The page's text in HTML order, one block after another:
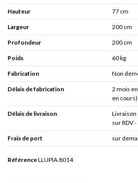
Hauteur 77 cm
Largeur 200 cm
Profondeur 200 cm
Poids 60 kg
Fabrication Non
Délais de fabrication
2 mois
en cours)
Délais de livraison
Livraison
sur RDV
Frais de port sur
RéférenceLLUPIA.8014